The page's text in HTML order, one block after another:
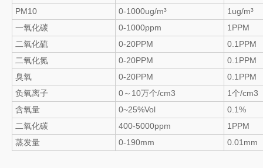
PM10
0-1000ug/m³
1ug/m³
一氧化碳
0-1000ppm
1PPM
二氧化硫
0-20PPM
0.1PPM
二氧化氮
0-20PPM
0.1PPM
臭氧
0-20PPM
0.1PPM
负氧离子
0～10万个/cm3
1个/cm3
含氧量
0~25%Vol
0.1%
二氧化碳
400-5000ppm
1PPM
蒸发量
0-190mm 0.01mm